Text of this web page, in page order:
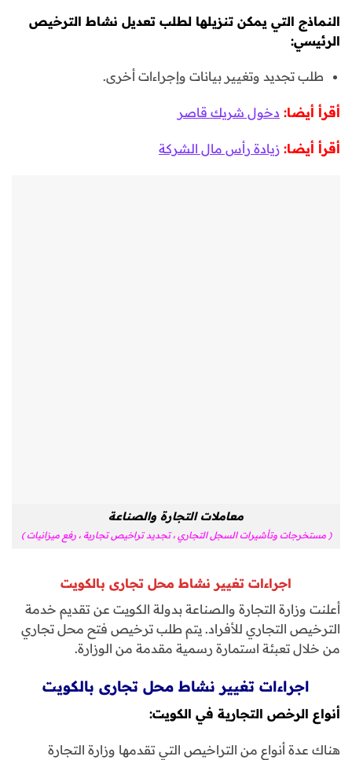
النماذج التي يمكن تنزيلها لطلب تعديل نشاط الترخيص
الرئيسي:
طلب تجديد وتغيير بيانات وإجراءات أخرى.
أقرأ أيضا: دخول شريك قاصر
أقرأ أيضا: زيادة رأس مال الشركة
معاملات التجارة والصناعة
( مستخرجات وتأشيرات السجل التجاري ، تجديد تراخيص تجارية ، رفع ميزانيات )
اجراءات تغيير نشاط محل تجارى بالكويت
أعلنت وزارة التجارة والصناعة بدولة الكويت عن تقديم خدمة
الترخيص التجاري للأفراد. يتم طلب ترخيص فتح محل تجاري
من خلال تعبئة استمارة رسمية مقدمة من الوزارة.
اجراءات تغيير نشاط محل تجارى بالكويت
أنواع الرخص التجارية في الكويت:
هناك عدة أنواع من التراخيص التي تقدمها وزارة التجارة